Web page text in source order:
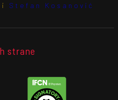
i Stefan Kosanović
strane